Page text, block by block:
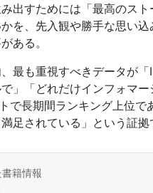
出すためには「最高のス
を、先入観や勝手な思い
ある。
最も重視すべきデータが「
で」「どれだけインフォマ
で長期間ランキング上位
足されている」という証拠
籍情報